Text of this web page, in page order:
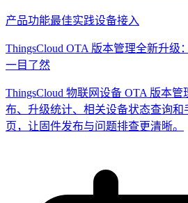
产品功能最佳实践设备接入
ThingsCloud OTA 版本管理全新升级
一目了然
ThingsCloud 物联网设备 OTA 版本
布、升级统计、相关设备状态查询
页，让固件发布与问题排查更清晰。